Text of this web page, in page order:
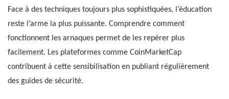
Face à des techniques toujours plus sophistiquées, l’éducation
reste l’arme la plus puissante. Comprendre comment
fonctionnent les arnaques permet de les repérer plus
facilement. Les plateformes comme CoinMarketCap
contribuent à cette sensibilisation en publiant régulièrement
des guides de sécurité.